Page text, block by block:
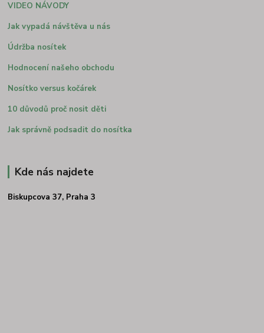
VIDEO NÁVODY
Jak vypadá návštěva u nás
Údržba nosítek
Hodnocení našeho obchodu
Nosítko versus kočárek
10 důvodů proč nosit děti
Jak správně podsadit do nosítka
Kde nás najdete
Biskupcova 37, Praha 3